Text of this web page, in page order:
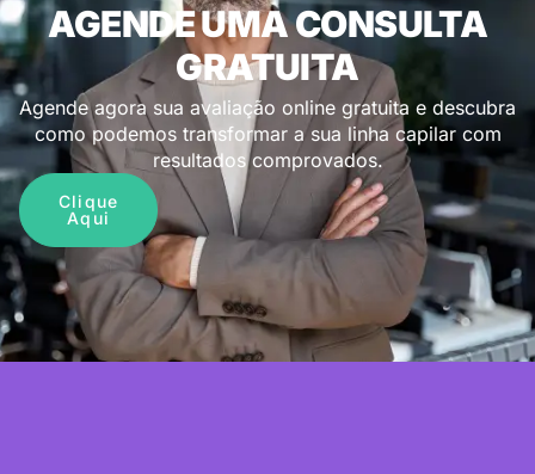
AGENDE UMA CONSULTA
GRATUITA
Agende agora sua avaliação online gratuita e descubra
como podemos transformar a sua linha capilar com
resultados comprovados.
Clique
Aqui